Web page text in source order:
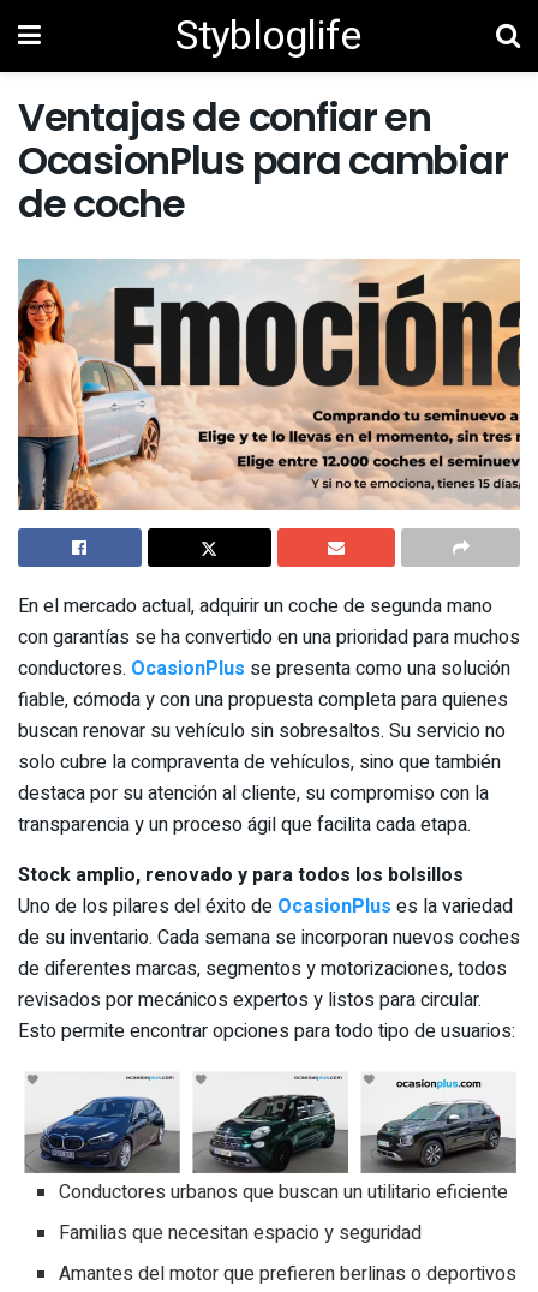
Stybloglife
Ventajas de confiar en
OcasionPlus para cambiar
de coche
En el mercado actual, adquirir un coche de segunda mano
con garantías se ha convertido en una prioridad para muchos
conductores. OcasionPlus se presenta como una solución
fiable, cómoda y con una propuesta completa para quienes
buscan renovar su vehículo sin sobresaltos. Su servicio no
solo cubre la compraventa de vehículos, sino que también
destaca por su atención al cliente, su compromiso con la
transparencia y un proceso ágil que facilita cada etapa.
Stock amplio, renovado y para todos los bolsillos
Uno de los pilares del éxito de OcasionPlus es la variedad
de su inventario. Cada semana se incorporan nuevos coches
de diferentes marcas, segmentos y motorizaciones, todos
revisados por mecánicos expertos y listos para circular.
Esto permite encontrar opciones para todo tipo de usuarios:
Conductores urbanos que buscan un utilitario eficiente
Familias que necesitan espacio y seguridad
Amantes del motor que prefieren berlinas o deportivos